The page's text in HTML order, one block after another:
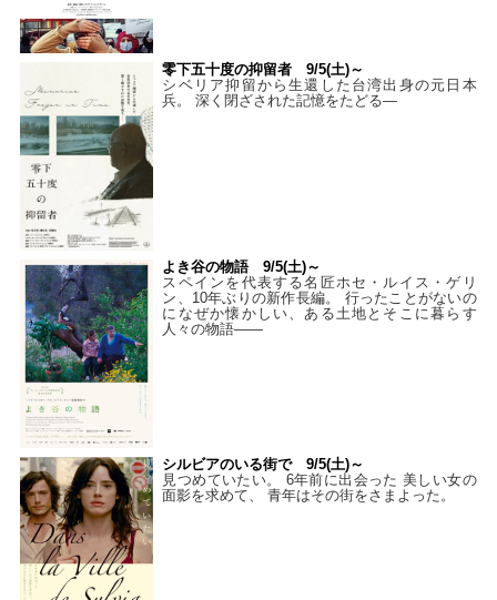
零下五十度の抑留者 9/5(土)～
シベリア抑留から生還した台湾出身の元日本
兵。 深く閉ざされた記憶をたどる—
よき谷の物語 9/5(土)～
スペインを代表する名匠ホセ・ルイス・ゲリ
ン、10年ぶりの新作長編。 行ったことがないの
になぜか懐かしい、ある土地とそこに暮らす
人々の物語――
シルビアのいる街で 9/5(土)～
見つめていたい。 6年前に出会った 美しい女の
面影を求めて、 青年はその街をさまよった。